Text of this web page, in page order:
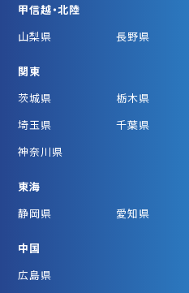
甲信越・北陸
山梨県
長野県
関東
茨城県
栃木県
埼玉県
千葉県
神奈川県
東海
静岡県
愛知県
中国
広島県